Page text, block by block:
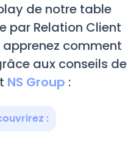
de notre table
par Relation Client
comment
aux conseils de
NS Group :
: